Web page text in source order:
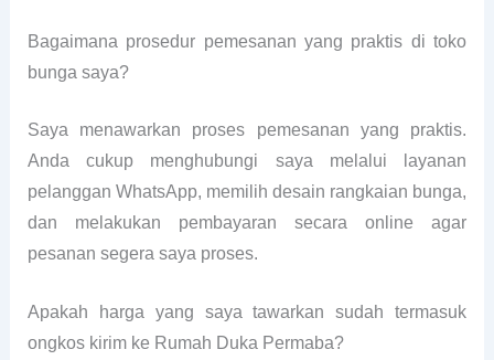
Bagaimana prosedur pemesanan yang praktis di toko
bunga saya?
Saya menawarkan proses pemesanan yang praktis.
Anda cukup menghubungi saya melalui layanan
pelanggan WhatsApp, memilih desain rangkaian bunga,
dan melakukan pembayaran secara online agar
pesanan segera saya proses.
Apakah harga yang saya tawarkan sudah termasuk
ongkos kirim ke Rumah Duka Permaba?